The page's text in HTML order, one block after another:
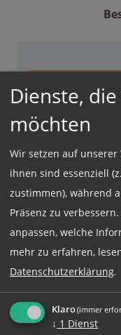
Jetzt
Rufen Sie
+49
gerne an
Dienste,
möchten
Wir setzen auf unserer
ihnen sind essenziell
zustimmen), während
Präsenz zu
anpassen, welche
mehr zu erfahren,
Datenschutzerklärung.
Klaro(immer
↓ 1 Dienst